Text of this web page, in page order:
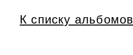
К списку альбомов